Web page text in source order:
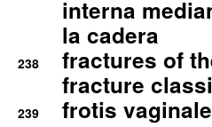
interna
la cadera
238
fractures of
fracture
239 frotis